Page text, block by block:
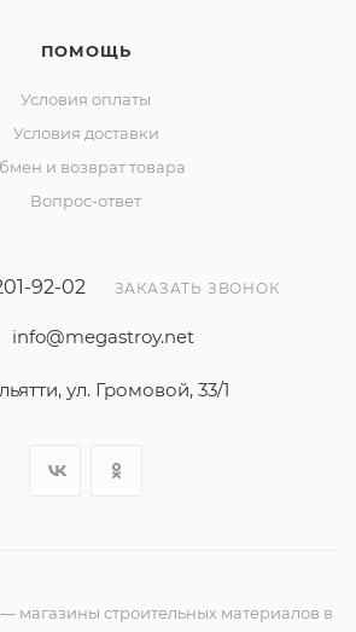
ПОМОЩЬ
Условия оплаты
Условия доставки
и возврат товара
Вопрос-ответ
92-02 ЗАКАЗАТЬ ЗВОНОК
info@megastroy.net
ул. Громовой, 33/1
магазины строительных материалов в